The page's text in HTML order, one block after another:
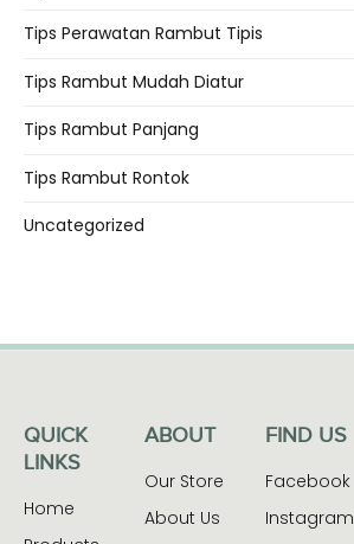
Tips Perawatan Rambut Tipis
Tips Rambut Mudah Diatur
Tips Rambut Panjang
Tips Rambut Rontok
Uncategorized
QUICK
LINKS
Home
ABOUT
Our Store
About Us
FIND US
Facebook
Instagram